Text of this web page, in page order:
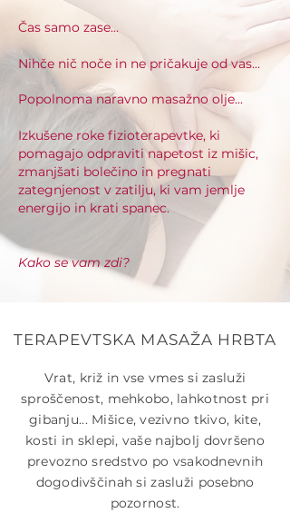
Čas samo zase...
Nihče nič noče in ne pričakuje od vas...
Popolnoma naravno masažno olje...
Izkušene roke fizioterapevtke, ki
pomagajo odpraviti napetost iz mišic,
zmanjšati bolečino in pregnati
zategnjenost v zatilju, ki vam jemlje
energijo in krati spanec.
Kako se vam zdi?
​TERAPEVTSKA MASAŽA HRBTA
Vrat, križ in vse vmes si zasluži
sproščenost, mehkobo, lahkotnost pri
gibanju... Mišice, vezivno tkivo, kite,
kosti in sklepi, vaše najbolj dovršeno
prevozno sredstvo po vsakodnevnih
dogodivščinah si zasluži posebno
pozornost.